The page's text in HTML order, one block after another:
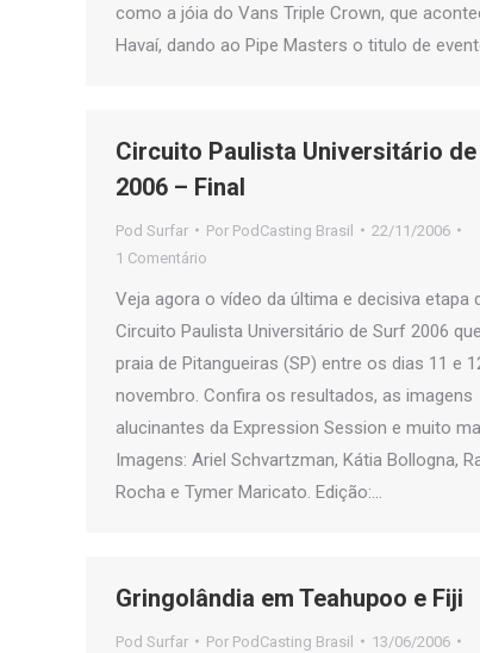
como a jóia do Vans Triple Crown, que
Havaí, dando ao Pipe Masters o titulo de
Circuito Paulista Universitário
2006 – Final
Pod Surfar Por PodCasting Brasil
22/11/2006
1 Comentário
Veja agora o vídeo da última e decisiva etapa
Circuito Paulista Universitário de Surf 2006
praia de Pitangueiras (SP) entre os dias 11 e
novembro. Confira os resultados, as imagens
alucinantes da Expression Session e muito
Imagens: Ariel Schvartzman, Kátia Bollogna,
Rocha e Tymer Maricato. Edição:…
Gringolândia em Teahupoo e Fiji
Pod Surfar Por PodCasting Brasil
13/06/2006